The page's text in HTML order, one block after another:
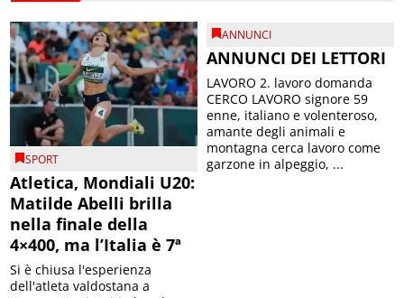
SPORT
Atletica, Mondiali U20:
Matilde Abelli brilla
nella finale della
4×400, ma l’Italia è 7ª
Si è chiusa l'esperienza
dell'atleta valdostana a
ANNUNCI
ANNUNCI DEI LETTORI
LAVORO 2. lavoro domanda
CERCO LAVORO signore 59
enne, italiano e volenteroso,
amante degli animali e
montagna cerca lavoro come
garzone in alpeggio, ...